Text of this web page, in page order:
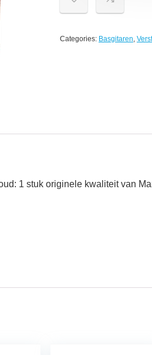
Categories: Basgitaren
1 stuk originele kwaliteit van